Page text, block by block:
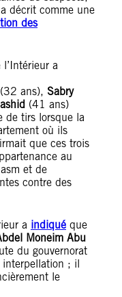
décrit comme une
des
a
(32 ans), Sabry
(41 ans)
de tirs lorsque la
où ils
que ces trois
au
et de
contre des
a indiqué que
Moneim Abu
du gouvernorat
interpellation ; il
le